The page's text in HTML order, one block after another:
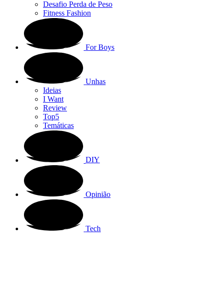
Desafio Perda de Peso
Fitness Fashion
For Boys
Unhas
Ideias
I Want
Review
Top5
Temáticas
DIY
Opinião
Tech